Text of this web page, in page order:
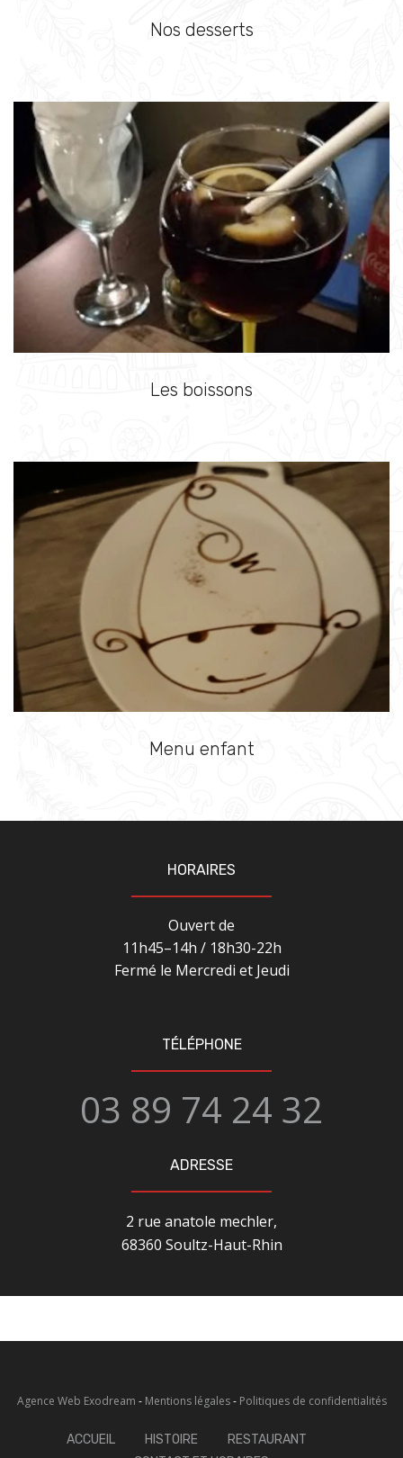
Nos desserts
Les boissons
Menu enfant
HORAIRES
Ouvert de
11h45–14h / 18h30-22h
Fermé le Mercredi et Jeudi
TÉLÉPHONE
03 89 74 24 32
ADRESSE
2 rue anatole mechler,
68360 Soultz-Haut-Rhin
Agence Web Exodream - Mentions légales- Politiques de confidentialités
ACCUEIL HISTOIRE
RESTAURANT